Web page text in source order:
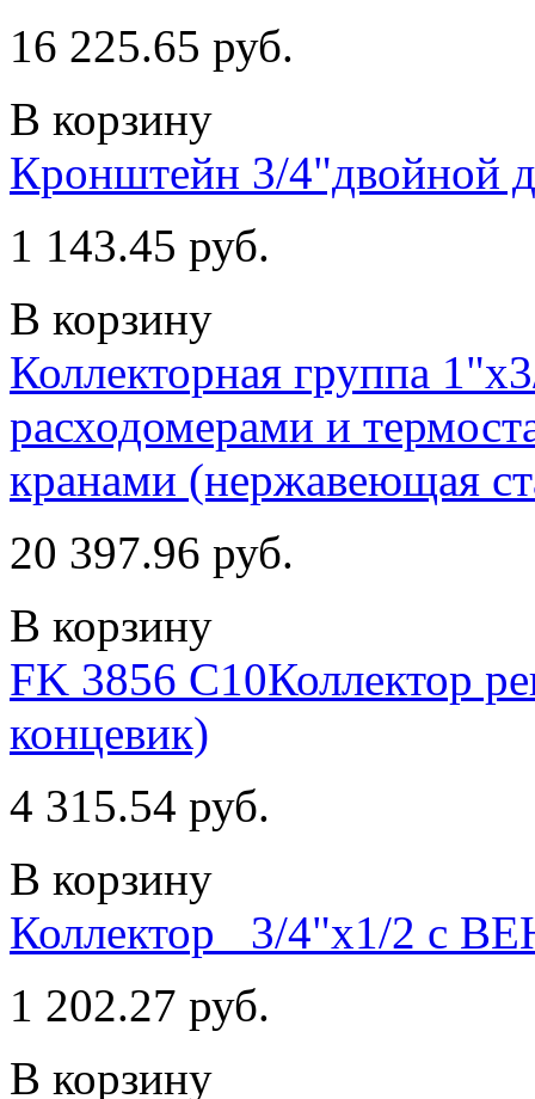
16 225.65 руб.
В корзину
Кронштейн 3/4"двойной
1 143.45 руб.
В корзину
Коллекторная группа
расходомерами и
кранами (нержавеющая
20 397.96 руб.
В корзину
FK 3856 С10Коллектор
концевик)
4 315.54 руб.
В корзину
Коллектор_ 3/4"х1/2 с
1 202.27 руб.
В корзину